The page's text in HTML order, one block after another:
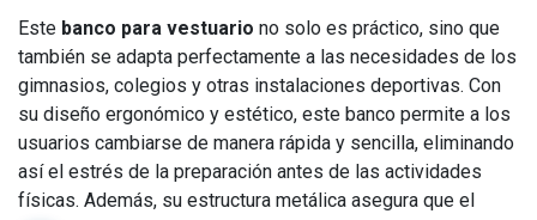
Este banco para vestuario no solo es práctico, sino que
también se adapta perfectamente a las necesidades de los
gimnasios, colegios y otras instalaciones deportivas. Con
su diseño ergonómico y estético, este banco permite a los
usuarios cambiarse de manera rápida y sencilla, eliminando
así el estrés de la preparación antes de las actividades
físicas. Además, su estructura metálica asegura que el